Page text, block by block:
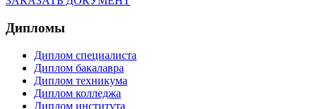
Дипломы
Диплом специалиста
Диплом бакалавра
Диплом техникума
Диплом колледжа
Диплом института